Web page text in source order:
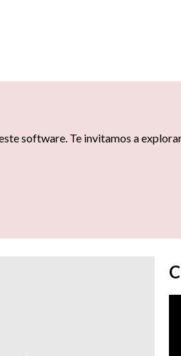
software. Te invitamos a